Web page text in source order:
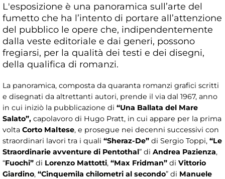
L'esposizione è una panoramica sull’arte del
fumetto che ha l’intento di portare all’attenzione
del pubblico le opere che, indipendentemente
dalla veste editoriale e dai generi, possono
fregiarsi, per la qualità dei testi e dei disegni,
della qualifica di romanzi.
La panoramica, composta da quaranta romanzi grafici scritti
e disegnati da altrettanti autori, prende il via dal 1967, anno
in cui iniziò la pubblicazione di “Una Ballata del Mare
Salato”, capolavoro di Hugo Pratt, in cui appare per la prima
volta Corto Maltese, e prosegue nei decenni successivi con
straordinari lavori tra i quali “Sheraz-De” di Sergio Toppi, “Le
Straordinarie avventure di Pentothal” di Andrea Pazienza,
“Fuochi” di Lorenzo Mattotti, “Max Fridman” di Vittorio
Giardino, “Cinquemila chilometri al secondo” di Manuele